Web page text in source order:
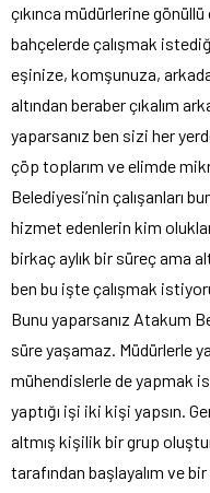
çıkınca müdürlerine
bahçelerde çalışmak
eşinize, komşunuza,
altından beraber çıkalım
yaparsanız ben sizi her
çöp toplarım ve elimde
Belediyesi’nin çalışanları
hizmet edenlerin kim
birkaç aylık bir süreç ama
ben bu işte çalışmak
Bunu yaparsanız Atakum
süre yaşamaz. Müdürlerle
mühendislerle de yapmak
yaptığı işi iki kişi yapsın.
altmış kişilik bir grup
tarafından başlayalım ve